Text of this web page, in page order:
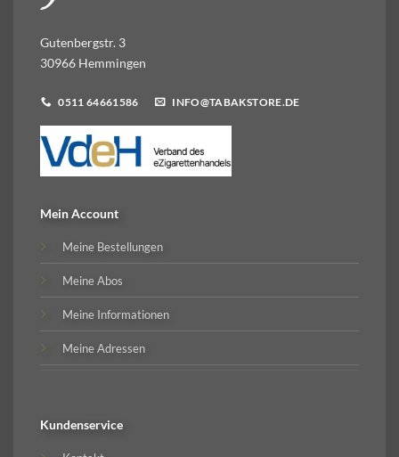
Gutenbergstr. 3
30966 Hemmingen
0511 64661586 INFO@TABAKSTORE.DE
Mein Account
Meine Bestellungen
Meine Abos
Meine Informationen
Meine Adressen
Kundenservice